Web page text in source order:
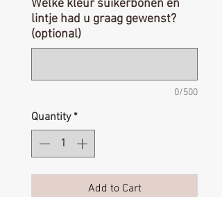
Welke kleur suikerbonen en
lintje had u graag gewenst?
(optional)
0/500
Quantity *
Add to Cart